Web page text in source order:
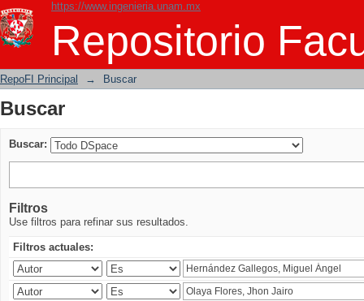
https://www.ingenieria.unam.mx
Repositorio
Buscar
RepoFI Principal → Buscar
Buscar
Buscar:
Filtros
Use filtros para refinar sus resultados.
Filtros actuales: